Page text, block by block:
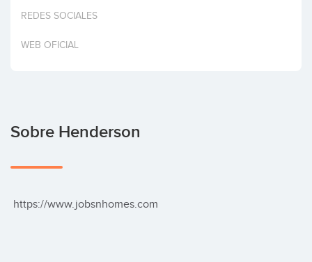
Invertir
REDES SOCIALES
WEB OFICIAL
Sobre Henderson
https://www.jobsnhomes.com